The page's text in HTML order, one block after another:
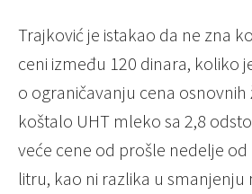
Trajković je istakao da ne zna
ceni između 120 dinara, koliko
o ograničavanju cena osnovnih
koštalo UHT mleko sa 2,8
veće cene od prošle nedelje od
litru, kao ni razlika u smanjenju